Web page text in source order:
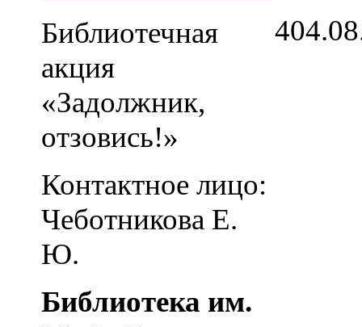
Библиотечная
акция
«Задолжник,
отзовись!»
Контактное лицо:
Чеботникова Е.
Ю.
Библиотека им.
4